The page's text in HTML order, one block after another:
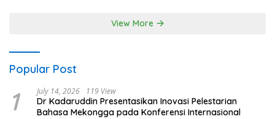
View More
Popular Post
1 July 14, 2026 119 View
Dr Kadaruddin Presentasikan Inovasi Pelestarian
Bahasa Mekongga pada Konferensi Internasional